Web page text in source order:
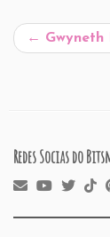
b
o
←
Redes Socias do